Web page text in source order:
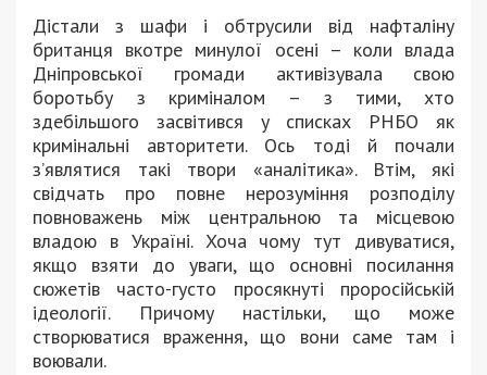
Дістали з шафи і обтрусили від нафталіну
британця вкотре минулої осені – коли влада
Дніпровської громади активізувала свою
боротьбу з криміналом – з тими, хто
здебільшого засвітився у списках РНБО як
кримінальні авторитети. Ось тоді й почали
з’являтися такі твори «аналітика». Втім, які
свідчать про повне нерозуміння розподілу
повноважень між центральною та місцевою
владою в Україні. Хоча чому тут дивуватися,
якщо взяти до уваги, що основні посилання
сюжетів часто-густо просякнуті проросійській
ідеології. Причому настільки, що може
створюватися враження, що вони саме там і
воювали.